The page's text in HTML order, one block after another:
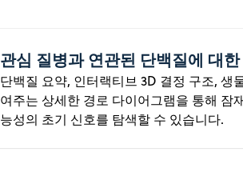
관심 질병과 연관된 단백질에 대
단백질 요약, 인터랙티브 3D 결정 구조, 생
여주는 상세한 경로 다이어그램을 통해 잠
능성의 초기 신호를 탐색할 수 있습니다.